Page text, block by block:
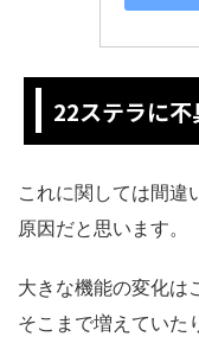
22ステラに
これに関しては間違
原因だと思います。
大きな機能の変化は
そこまで増えていた